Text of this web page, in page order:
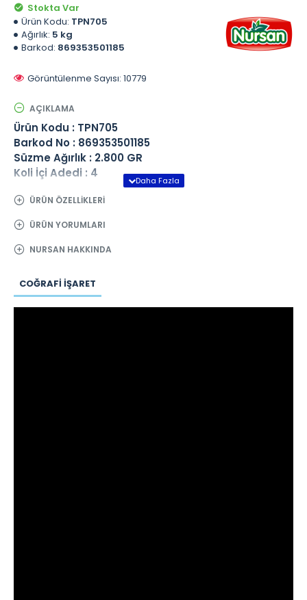
Stokta Var
Ürün Kodu: TPN705
Ağırlık: 5 kg
Barkod: 869353501185
Görüntülenme Sayısı: 10779
AÇIKLAMA
Ürün Kodu : TPN705
Barkod No : 869353501185
Süzme Ağırlık : 2.800 GR
Koli İçi Adedi : 4
ÜRÜN ÖZELLIKLERI
ÜRÜN YORUMLARI
NURSAN HAKKINDA
COĞRAFI İŞARET